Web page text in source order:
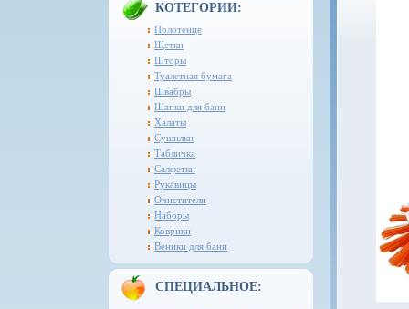
КОТЕГОРИИ:
Полотенце
Щетки
Шторы
Туалетная бумага
Швабры
Шапки для бани
Халаты
Сушилки
Табличка
Салфетки
Рукавицы
Очистители
Наборы
Коврики
Веники для бани
СПЕЦИАЛЬНОЕ: